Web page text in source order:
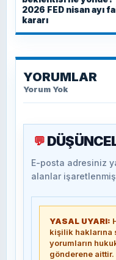
2026 FED nisan ayı
kararı
YORUMLAR
Yorum Yok
💬
E-posta adresiniz
alanlar
YASAL UYARI:
kişilik haklarına
yorumların
gönderene aittir.